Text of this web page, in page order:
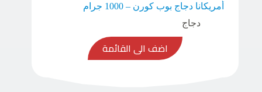
أمريكانا دجاج بوب كورن – 1000 جرام
دجاج
اضف الى القائمة